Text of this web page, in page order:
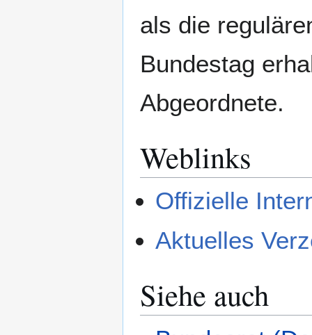
als die
Bundestag
Abgeordnete.
Weblinks
Offizielle
Aktuelles
Siehe auch